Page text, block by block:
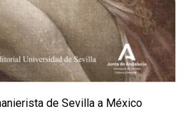
de Sevilla a México